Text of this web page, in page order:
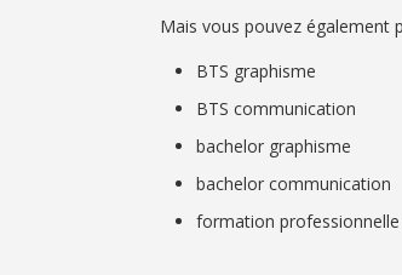
Mais vous pouvez également
BTS graphisme
BTS communication
bachelor graphisme
bachelor communication
formation professionnelle